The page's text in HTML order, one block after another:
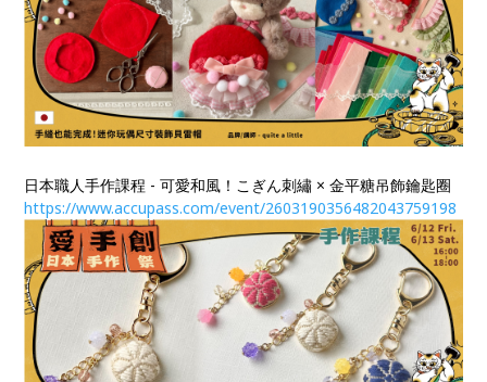
日本職人手作課程 - 可愛和風！こぎん刺繡 × 金平糖吊飾鑰匙圈
https://www.accupass.com/event/2603190356482043759198